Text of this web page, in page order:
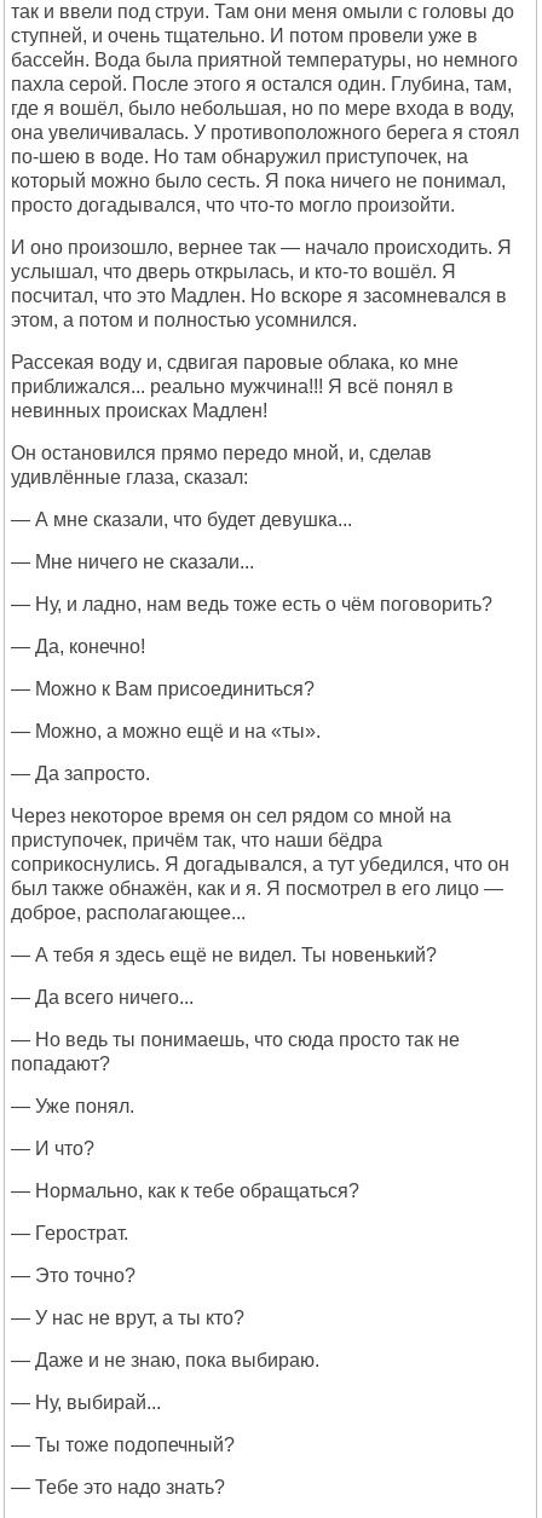
так и ввели под струи. Там они меня омыли с головы до
ступней, и очень тщательно. И потом провели уже в
бассейн. Вода была приятной температуры, но немного
пахла серой. После этого я остался один. Глубина, там,
где я вошёл, было небольшая, но по мере входа в воду,
она увеличивалась. У противоположного берега я стоял
по-шею в воде. Но там обнаружил приступочек, на
который можно было сесть. Я пока ничего не понимал,
просто догадывался, что что-то могло произойти.
И оно произошло, вернее так — начало происходить. Я
услышал, что дверь открылась, и кто-то вошёл. Я
посчитал, что это Мадлен. Но вскоре я засомневался в
этом, а потом и полностью усомнился.
Рассекая воду и, сдвигая паровые облака, ко мне
приближался... реально мужчина!!! Я всё понял в
невинных происках Мадлен!
Он остановился прямо передо мной, и, сделав
удивлённые глаза, сказал:
— А мне сказали, что будет девушка...
— Мне ничего не сказали...
— Ну, и ладно, нам ведь тоже есть о чём поговорить?
— Да, конечно!
— Можно к Вам присоединиться?
— Можно, а можно ещё и на «ты».
— Да запросто.
Через некоторое время он сел рядом со мной на
приступочек, причём так, что наши бёдра
соприкоснулись. Я догадывался, а тут убедился, что он
был также обнажён, как и я. Я посмотрел в его лицо —
доброе, располагающее...
— А тебя я здесь ещё не видел. Ты новенький?
— Да всего ничего...
— Но ведь ты понимаешь, что сюда просто так не
попадают?
— Уже понял.
— И что?
— Нормально, как к тебе обращаться?
— Герострат.
— Это точно?
— У нас не врут, а ты кто?
— Даже и не знаю, пока выбираю.
— Ну, выбирай...
— Ты тоже подопечный?
— Тебе это надо знать?